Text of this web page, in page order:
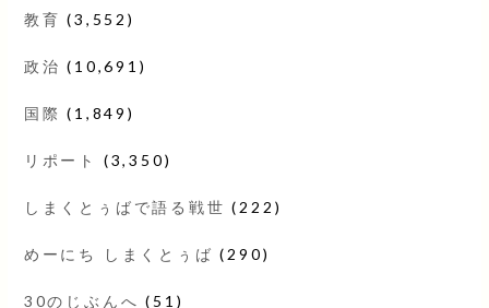
教育 (3,552)
政治 (10,691)
国際 (1,849)
リポート (3,350)
しまくとぅばで語る戦世 (222)
めーにち しまくとぅば (290)
30のじぶんへ (51)